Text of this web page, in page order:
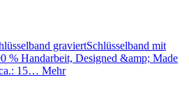
graviertSchlüsselband mit
% Handarbeit, Designed &amp; Made
15… Mehr